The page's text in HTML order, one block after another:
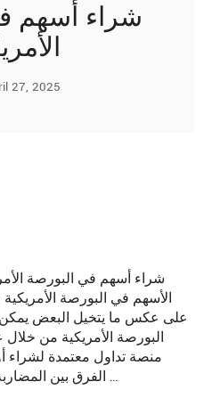
شراء أسهم
27, 2025
شراء أسهم في البورصة
الأسهم في البورصة
على عكس ما يتخيل البعض يمكن
البورصة الأمريكية من
منصة تداول معتمدة لشراء
الفرق بين المضاربة والاستثمار طويل الأمد. وضع …